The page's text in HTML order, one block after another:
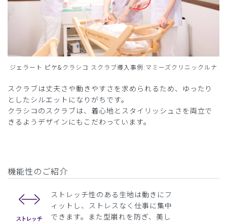
ジェラート ピケ&クラシコ スクラブ導入事例:マミーズクリニックルナ
スクラブは丈夫さや動きやすさを求められるため、ゆったり
としたシルエットになりがちです。
クラシコのスクラブは、着心地とスタイリッシュさを両立で
きるようデザインにもこだわっています。
機能性のご紹介
ストレッチ性のある生地は動きにフ
ィットし、ストレスなく仕事に集中
できます。また型崩れを防ぎ、美し